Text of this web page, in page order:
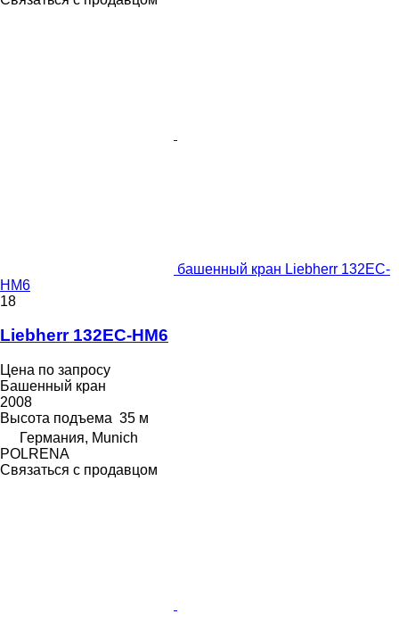
башенный кран Liebherr 132EC-
HM6
18
Liebherr 132EC-HM6
Цена по запросу
Башенный кран
2008
Высота подъема 35 м
Германия, Munich
POLRENA
Связаться с продавцом